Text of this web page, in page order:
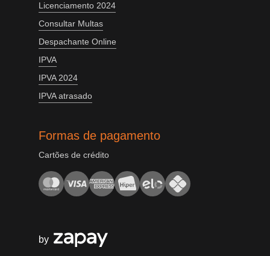
Licenciamento 2024
Consultar Multas
Despachante Online
IPVA
IPVA 2024
IPVA atrasado
Formas de pagamento
Cartões de crédito
by